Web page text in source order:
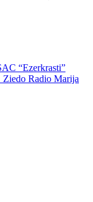
“Ezerkrasti”
Ziedo Radio Marija